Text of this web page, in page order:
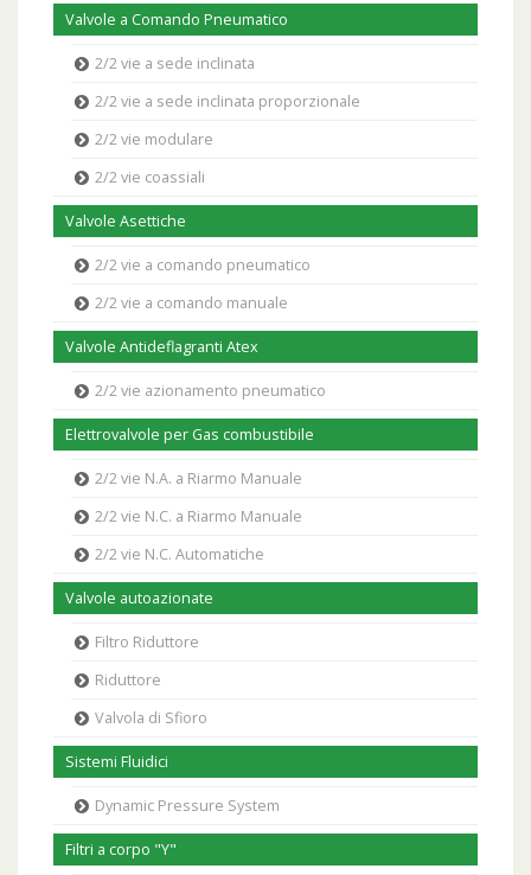
Valvole a Comando Pneumatico
2/2 vie a sede inclinata
2/2 vie a sede inclinata proporzionale
2/2 vie modulare
2/2 vie coassiali
Valvole Asettiche
2/2 vie a comando pneumatico
2/2 vie a comando manuale
Valvole Antideflagranti Atex
2/2 vie azionamento pneumatico
Elettrovalvole per Gas combustibile
2/2 vie N.A. a Riarmo Manuale
2/2 vie N.C. a Riarmo Manuale
2/2 vie N.C. Automatiche
Valvole autoazionate
Filtro Riduttore
Riduttore
Valvola di Sfioro
Sistemi Fluidici
Dynamic Pressure System
Filtri a corpo "Y"